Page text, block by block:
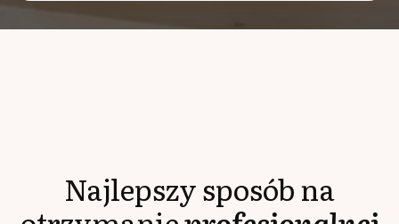
Najlepszy sposób na